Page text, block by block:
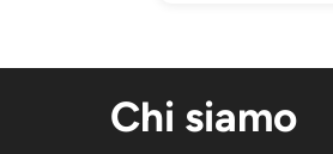
Chi siamo